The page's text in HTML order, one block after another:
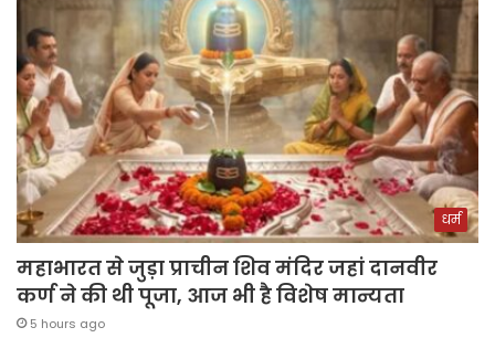
धर्म
महाभारत से जुड़ा प्राचीन शिव मंदिर जहां दानवीर
कर्ण ने की थी पूजा, आज भी है विशेष मान्यता
5 hours ago